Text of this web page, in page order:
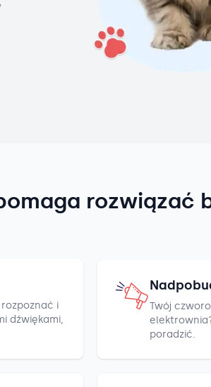
rozwiązać
rozpoznać i
dźwiękami,
Twój
poradzić.